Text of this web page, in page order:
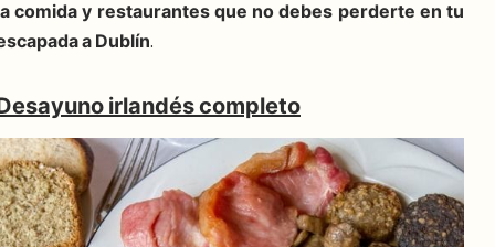
comida y restaurantes que no debes perderte en tu
a Dublín.
irlandés completo